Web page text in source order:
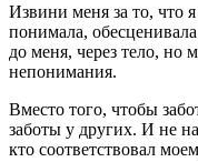
Извини меня за то, что
понимала,
до меня, через тело, но
непонимания.
Вместо того, чтобы
заботы у других. И не
кто соответствовал